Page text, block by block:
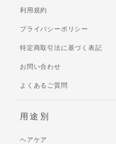
利用規約
プライバシーポリシー
特定商取引法に基づく表記
お問い合わせ
よくあるご質問
用途別
ヘアケア